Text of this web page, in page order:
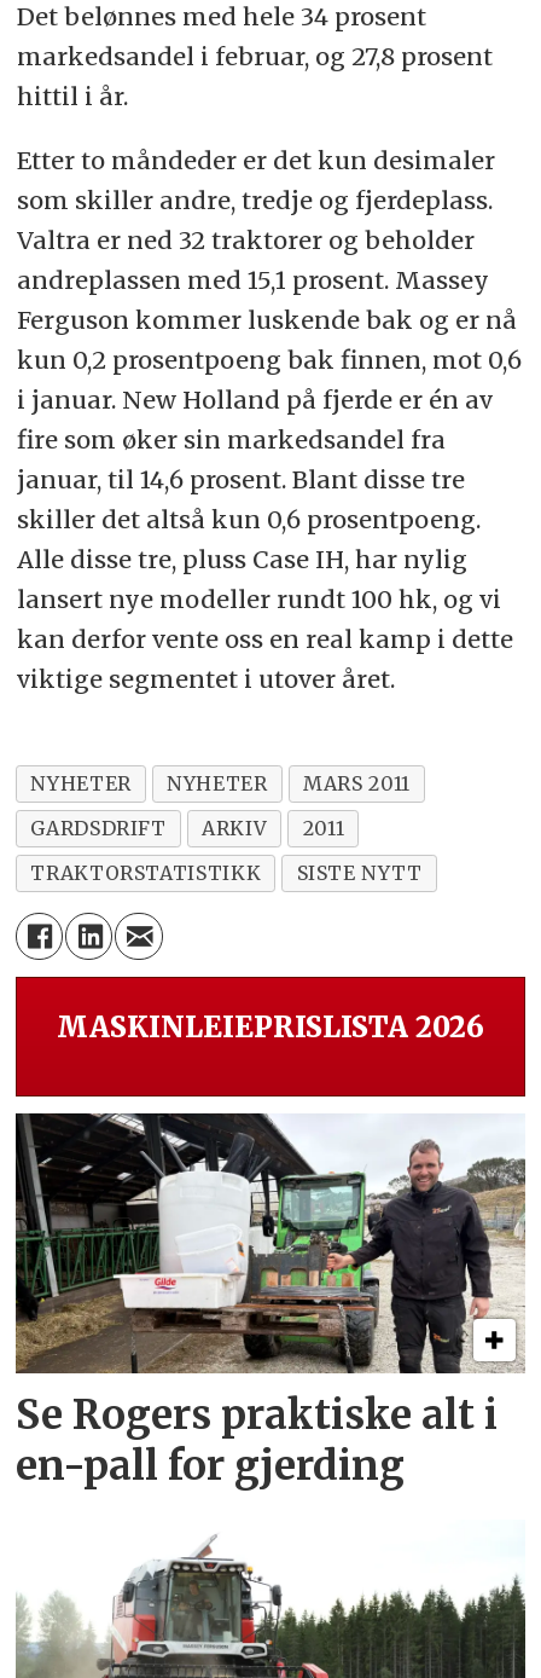
Det belønnes med hele 34 prosent
markedsandel i februar, og 27,8 prosent
hittil i år.
Etter to måndeder er det kun desimaler
som skiller andre, tredje og fjerdeplass.
Valtra er ned 32 traktorer og beholder
andreplassen med 15,1 prosent. Massey
Ferguson kommer luskende bak og er nå
kun 0,2 prosentpoeng bak finnen, mot 0,6
i januar. New Holland på fjerde er én av
fire som øker sin markedsandel fra
januar, til 14,6 prosent. Blant disse tre
skiller det altså kun 0,6 prosentpoeng.
Alle disse tre, pluss Case IH, har nylig
lansert nye modeller rundt 100 hk, og vi
kan derfor vente oss en real kamp i dette
viktige segmentet i utover året.
NYHETER NYHETER
MARS 2011
GARDSDRIFT
ARKIV
2011
TRAKTORSTATISTIKK
SISTE NYTT
MASKINLEIEPRISLISTA 2026
Se Rogers praktiske alt i
en-pall for gjerding